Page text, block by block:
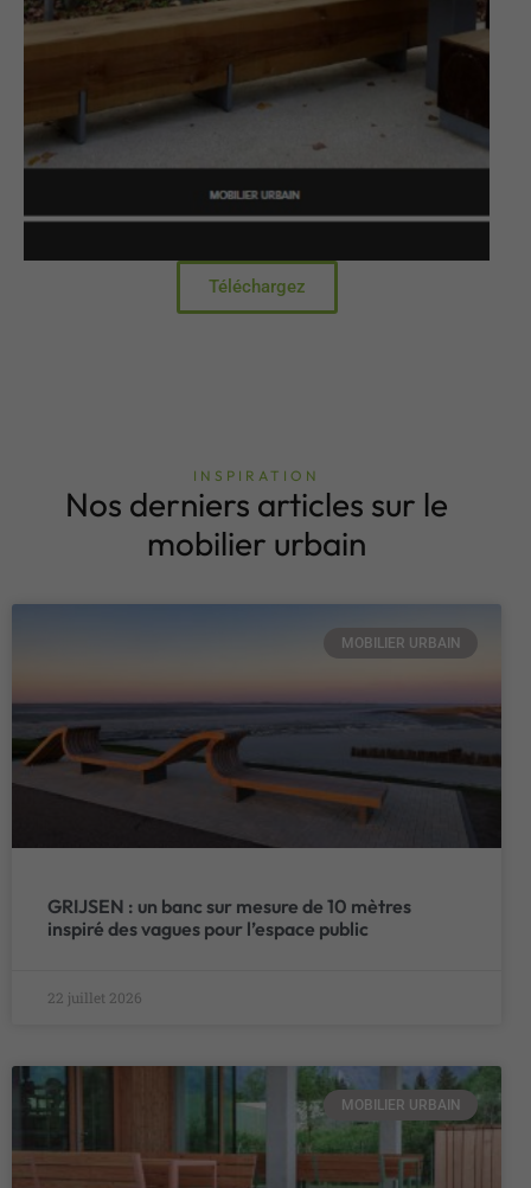
Téléchargez
INSPIRATION
Nos derniers articles sur le
mobilier urbain
MOBILIER URBAIN
GRIJSEN : un banc sur mesure de 10 mètres
inspiré des vagues pour l’espace public
22 juillet 2026
MOBILIER URBAIN